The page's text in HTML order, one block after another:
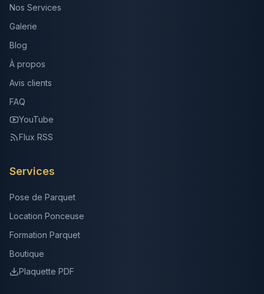
Nos Services
Galerie
Blog
À propos
Avis clients
FAQ
YouTube
Flux RSS
Services
Pose de Parquet
Location Ponceuse
Formation Parquet
Boutique
Plaquette PDF